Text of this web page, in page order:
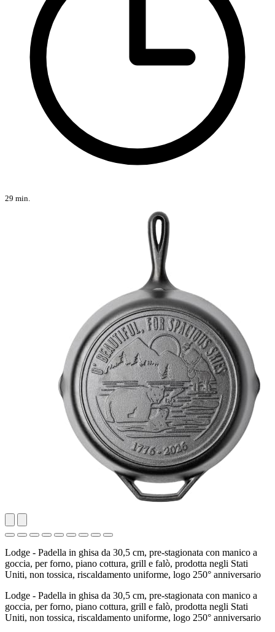
29 min.
Lodge - Padella in ghisa da 30,5 cm, pre-stagionata con manico a
goccia, per forno, piano cottura, grill e falò, prodotta negli Stati
Uniti, non tossica, riscaldamento uniforme, logo 250° anniversario
Lodge - Padella in ghisa da 30,5 cm, pre-stagionata con manico a
goccia, per forno, piano cottura, grill e falò, prodotta negli Stati
Uniti, non tossica, riscaldamento uniforme, logo 250° anniversario